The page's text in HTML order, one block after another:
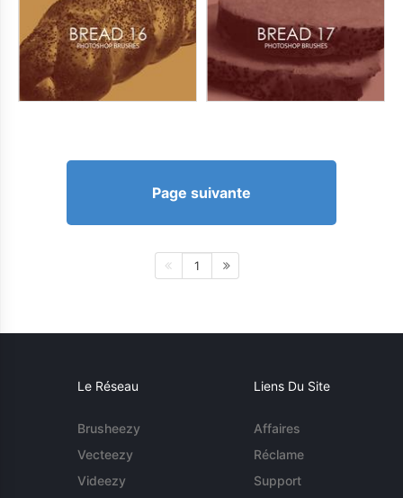
Page suivante
1
Le Réseau
Brusheezy
Vecteezy
Videezy
Liens Du Site
Affaires
Réclame
Support